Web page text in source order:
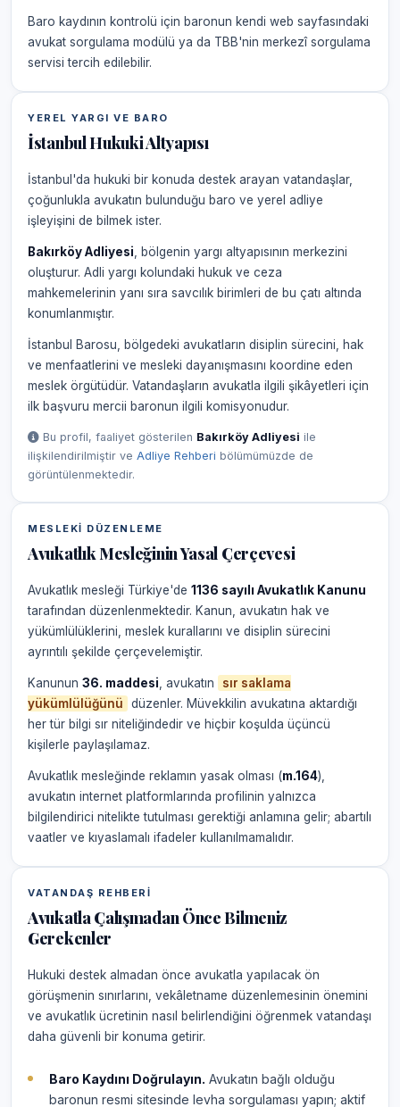
Baro kaydının kontrolü için baronun kendi web sayfasındaki
avukat sorgulama modülü ya da TBB'nin merkezî sorgulama
servisi tercih edilebilir.
YEREL YARGI VE BARO
İstanbul Hukuki Altyapısı
İstanbul'da hukuki bir konuda destek arayan vatandaşlar,
çoğunlukla avukatın bulunduğu baro ve yerel adliye
işleyişini de bilmek ister.
Bakırköy Adliyesi , bölgenin yargı altyapısının merkezini
oluşturur. Adli yargı kolundaki hukuk ve ceza
mahkemelerinin yanı sıra savcılık birimleri de bu çatı altında
konumlanmıştır.
İstanbul Barosu, bölgedeki avukatların disiplin sürecini, hak
ve menfaatlerini ve mesleki dayanışmasını koordine eden
meslek örgütüdür. Vatandaşların avukatla ilgili şikâyetleri için
ilk başvuru mercii baronun ilgili komisyonudur.
Bu profil, faaliyet gösterilen Bakırköy Adliyesi ile
ilişkilendirilmiştir ve Adliye Rehberi bölümümüzde de
görüntülenmektedir.
MESLEKI DÜZENLEME
Avukatlık Mesleğinin Yasal Çerçevesi
Avukatlık mesleği Türkiye'de 1136 sayılı Avukatlık Kanunu
tarafından düzenlenmektedir. Kanun, avukatın hak ve
yükümlülüklerini, meslek kurallarını ve disiplin sürecini
ayrıntılı şekilde çerçevelemiştir.
Kanunun 36. maddesi , avukatın
sır saklama
yükümlülüğünü
düzenler. Müvekkilin avukatına aktardığı
her tür bilgi sır niteliğindedir ve hiçbir koşulda üçüncü
kişilerle paylaşılamaz.
Avukatlık mesleğinde reklamın yasak olması (m.164),
avukatın internet platformlarında profilinin yalnızca
bilgilendirici nitelikte tutulması gerektiği anlamına gelir; abartılı
vaatler ve kıyaslamalı ifadeler kullanılmamalıdır.
VATANDAŞ REHBERI
Avukatla Çalışmadan Önce Bilmeniz
Gerekenler
Hukuki destek almadan önce avukatla yapılacak ön
görüşmenin sınırlarını, vekâletname düzenlemesinin önemini
ve avukatlık ücretinin nasıl belirlendiğini öğrenmek vatandaşı
daha güvenli bir konuma getirir.
Baro Kaydını Doğrulayın. Avukatın bağlı olduğu
baronun resmi sitesinde levha sorgulaması yapın; aktif